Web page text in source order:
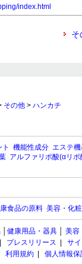
index.html
そ
その他 > ハンカチ
機能性成分 エステ
アルファリポ酸(αリポ
食品の原料 美容・化
健康用品・器具 美容
プレスリリース
サ
利用規約 個人情報